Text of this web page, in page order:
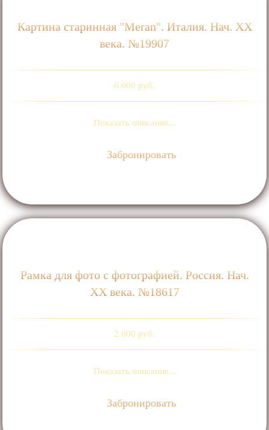
Картина старинная "Meran". Италия. Нач. ХХ
века. №19907
6 000 руб.
Показать описание...
Забронировать
Рамка для фото с фотографией. Россия. Нач.
ХХ века. №18617
2 000 руб.
Показать описание...
Забронировать